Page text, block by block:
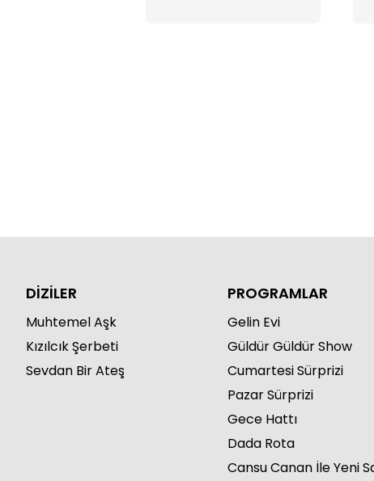
DİZİLER
Muhtemel Aşk
Kızılcık Şerbeti
Sevdan Bir Ateş
PROGRAMLAR
Gelin Evi
Güldür Güldür Show
Cumartesi Sürprizi
Pazar Sürprizi
Gece Hattı
Dada Rota
Cansu Canan İle Yeni